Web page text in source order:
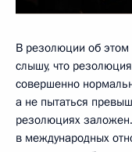
В резолюции об этом
слышу, что
совершенно
а не пытаться
резолюциях
в международных